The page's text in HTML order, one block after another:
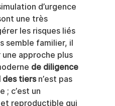
d’urgence
une très
les risques liés
semble familier, il
approche plus
de diligence
des tiers n’est pas
; c’est un
reproductible qui